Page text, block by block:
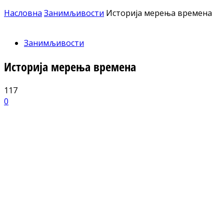
Насловна Занимљивости Историја мерења времена
Занимљивости
Историја мерења времена
117
0